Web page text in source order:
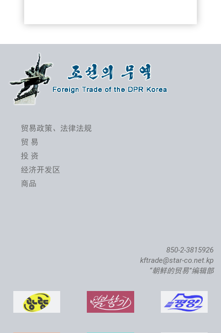
贸易政策、法律法规
贸 易
投 资
经济开发区
商品
850-2-3815926
kftrade@star-co.net.kp
“朝鲜的贸易”编辑部